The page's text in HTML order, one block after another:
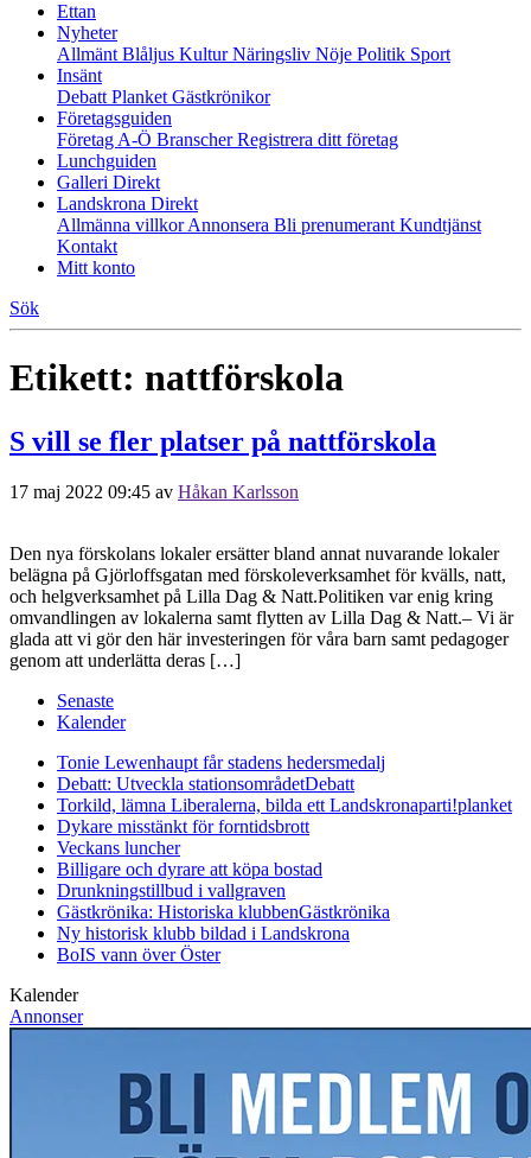
Ettan
Nyheter
Allmänt Blåljus KulturNäringsliv Nöje Politik Sport
Insänt
Debatt Planket Gästkrönikor
Företagsguiden
Företag A-Ö BranscherRegistrera ditt företag
Lunchguiden
Galleri Direkt
Landskrona Direkt
Allmänna villkorAnnonsera Bli prenumerant Kundtjänst
Kontakt
Mitt konto
Sök
Etikett: nattförskola
S vill se fler platser på nattförskola
17 maj 2022 09:45 av Håkan Karlsson
Den nya förskolans lokaler ersätter bland annat nuvarande lokaler
belägna på Gjörloffsgatan med förskoleverksamhet för kvälls, natt,
och helgverksamhet på Lilla Dag & Natt.Politiken var enig kring
omvandlingen av lokalerna samt flytten av Lilla Dag & Natt.– Vi är
glada att vi gör den här investeringen för våra barn samt pedagoger
genom att underlätta deras […]
Senaste
Kalender
Tonie Lewenhaupt får stadens hedersmedalj
Debatt: Utveckla stationsområdetDebatt
Torkild, lämna Liberalerna, bilda ett Landskronaparti!planket
Dykare misstänkt för forntidsbrott
Veckans luncher
Billigare och dyrare att köpa bostad
Drunkningstillbud i vallgraven
Gästkrönika: Historiska klubbenGästkrönika
Ny historisk klubb bildad i Landskrona
BoIS vann över Öster
Kalender
Annonser